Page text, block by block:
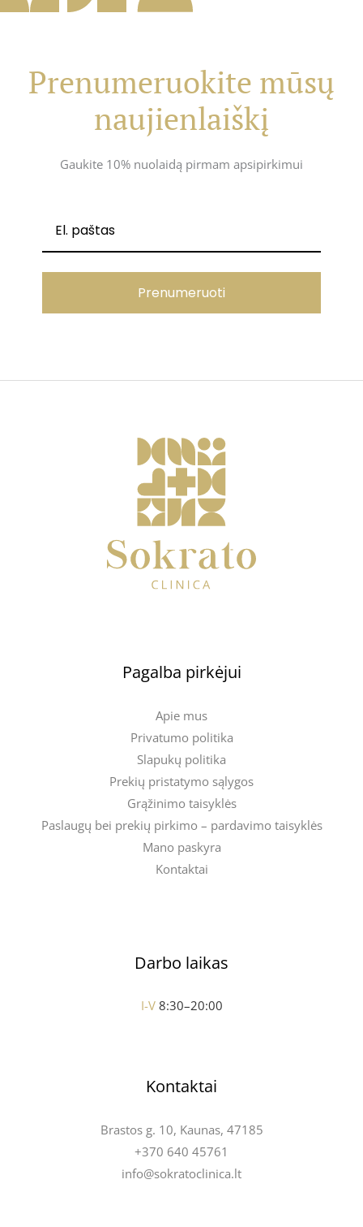
Prenumeruokite mūsų
naujienlaiškį
Gaukite 10% nuolaidą pirmam apsipirkimui
Prenumeruoti
Pagalba pirkėjui
Apie mus
Privatumo politika
Slapukų politika
Prekių pristatymo sąlygos
Grąžinimo taisyklės
Paslaugų bei prekių pirkimo – pardavimo taisyklės
Mano paskyra
Kontaktai
Darbo laikas
I-V 8:30–20:00
Kontaktai
Brastos g. 10, Kaunas, 47185
+370 640 45761
info@sokratoclinica.lt